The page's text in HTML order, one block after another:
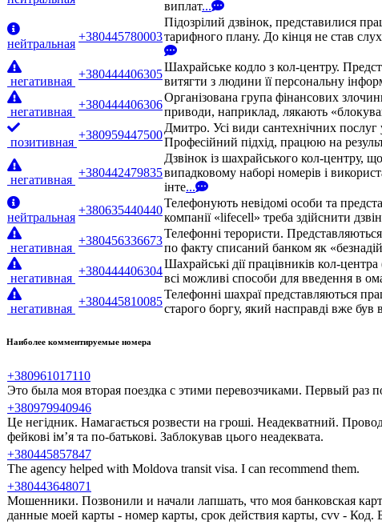
виплат...
нейтральная
+380445780003
Підозрілий дзвінок, представилися
тарифного плану. До кінця не став
негативная
+380444406305
Шахрайське кодло з кол-центру.
витягти з людини її персональну
негативная
+380444406306
Організована група фінансових
приводи, наприклад, лякають
позитивная
+380959447500
Дмитро. Усі види сантехнічних послуг
Професійний підхід, працюю на
негативная
+380442479835
Дзвінок із шахрайського кол-центру,
випадковому наборі номерів і
інте...
нейтральная
+380635440440
Телефонують невідомі особи та
компанії «lifecell» треба здійснити
негативная
+380456336673
Телефонні терористи.
по факту списаний банком як
негативная
+380444406304
Шахрайські дії працівників кол-
всі можливі способи для введення в
негативная
+380445810085
Телефонні шахраї представляються
старого боргу, який насправді вже
Наиболее комментируемые номера
+380961017110
Это была моя вторая поездка с этими перевозчиками. Первый раз
+380979940946
Це негідник. Намагається розвести на гроші. Неадекватний.
фейкові ім’я та по-батькові. Заблокував цього неадеквата.
+380445857847
The agency helped with Moldova transit visa. I can recommend them.
+380443648071
Мошенники. Позвонили и начали лапшать, что моя банковская
данные моей карты - номер карты, срок действия карты, cvv -